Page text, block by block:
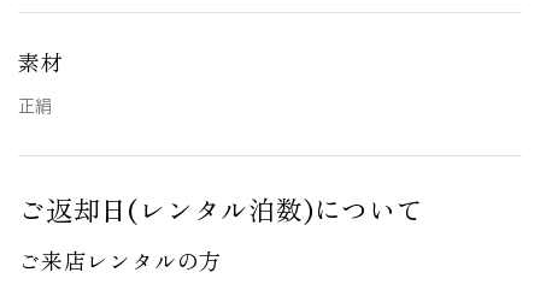
素材
正絹
ご返却日(レンタル泊数)について
ご来店レンタルの方